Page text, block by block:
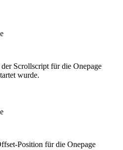
der Scrollscript für die Onepage
wurde.
Position für die Onepage